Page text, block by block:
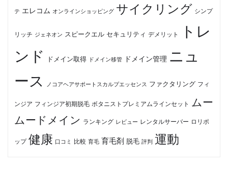
テ エレコム オンラインショッピング サイクリング シンプ
リッチ ジェネオン スピークエル セキュリティ デメリット
トレ
ンド
ドメイン取得 ドメイン移管 ドメイン管理 ニュ
ース
ノコアヘアサポートスカルプエッセンス ファクタリング フィ
ンジア フィンジア初期脱毛 ボタニストプレミアムラインセット ムー
ムードメイン ランキング レビュー レンタルサーバー ロリポ
ップ 健康 口コミ 比較 育毛 育毛剤 脱毛 評判 運動